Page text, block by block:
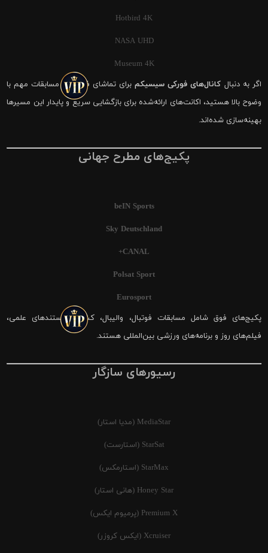
Hotbird 4K
NASA UHD
Museum 4K
اگر به دنبال کانال‌های فورکی سیسیکمبرای تماشای فوتبال و مسابقات مهم با
وضوح بالا هستید، اکانت‌های ارائه‌شده برای بازگشایی سریع و پایدار این مسیرها
بهینه‌سازی شده‌اند.
پکیج‌های مطرح جهانی
beIN Sports
Sky Deutschland
CANAL+
Polsat Sport
Eurosport
پکیج‌های فوق شامل مسابقات فوتبال، والیبال، کشتی، مستندهای علمی،
فیلم‌های روز و برنامه‌های ورزشی بین‌المللی هستند.
رسیورهای سازگار
MediaStar (مدیا استار)
StarSat (استارست)
StarMax (استارمکس)
Honey Star (هانی استار)
Premium X (پرمیوم ایکس)
Xcruiser (ایکس کروزر)